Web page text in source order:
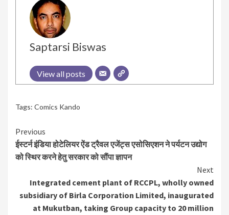
Saptarsi Biswas
View all posts
Tags: Comics Kando
Continue
Reading
Previous
ईस्टर्न इंडिया होटेलियर ऐंड ट्रैवल एजेंट्स एसोसिएशन ने पर्यटन उद्योग
को स्थिर करने हेतु सरकार को सौंपा ज्ञापन
Next
Integrated cement plant of RCCPL, wholly owned
subsidiary of Birla Corporation Limited, inaugurated
at Mukutban, taking Group capacity to 20 million